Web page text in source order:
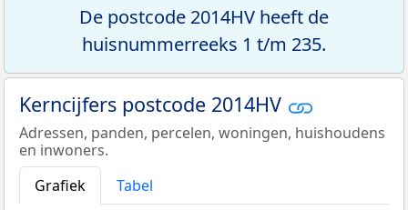
De postcode 2014HV heeft de
huisnummerreeks 1 t/m 235.
Kerncijfers postcode 2014HV
Adressen, panden, percelen, woningen, huishoudens
en inwoners.
Grafiek
Tabel